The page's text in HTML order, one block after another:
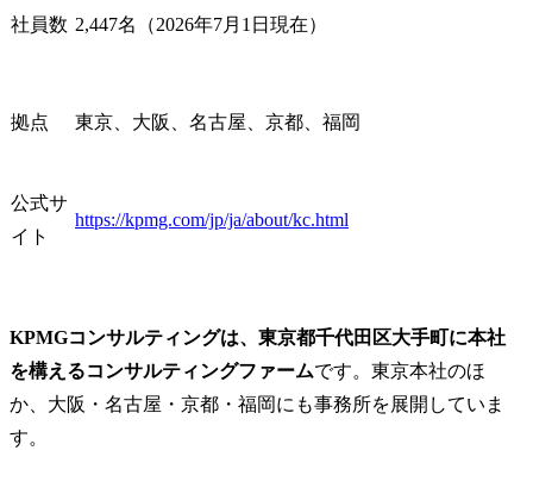
社員数 2,447名（2026年7月1日現在）
拠点 東京、大阪、名古屋、京都、福岡
公式サ
イト
https://kpmg.com/jp/ja/about/kc.html
KPMGコンサルティングは、東京都千代田区大手町に本社
を構えるコンサルティングファームです。東京本社のほ
か、大阪・名古屋・京都・福岡にも事務所を展開していま
す。